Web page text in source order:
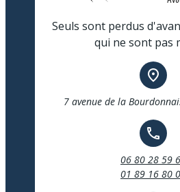
Seuls sont perdus
qui ne sont pas
place
7 avenue de la
call
06 80 28 59
01 89 16 80